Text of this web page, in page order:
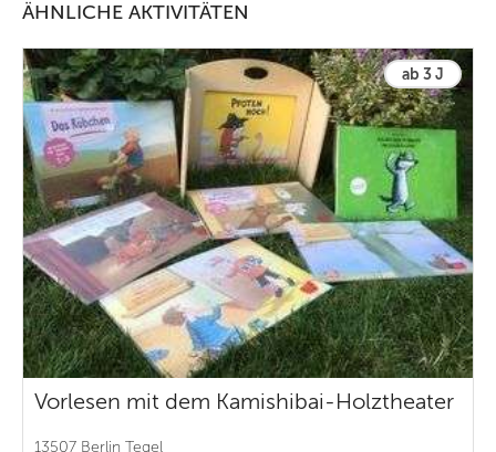
ÄHNLICHE AKTIVITÄTEN
ab 3 J
Vorlesen mit dem Kamishibai-Holztheater
13507 Berlin Tegel